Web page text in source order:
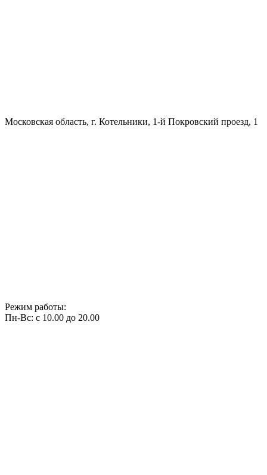
Московская область, г. Котельники, 1-й Покровский проезд, 1
Режим работы:
Пн-Вс: с 10.00 до 20.00